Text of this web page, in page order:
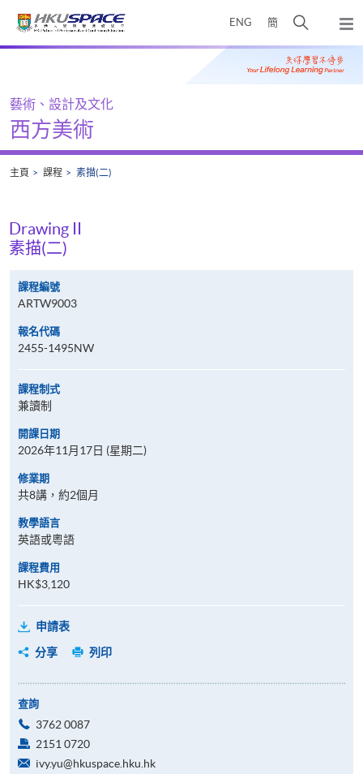
ENG 簡
開
搜
尋
彈
出
主
Main
藝術、設計及文化
西方美術
主頁 課程 素描(二)
Drawing II
素描(二)
課程編號
ARTW9003
報名代碼
2455-1495NW
課程制式
兼讀制
開課日期
2026年11月17日 (星期二)
修業期
共8講，約2個月
教學語言
英語或粵語
課程費用
HK$3,120
申請表
分享
列印
查詢
3762 0087
2151 0720
ivy.yu@hkuspace.hku.hk